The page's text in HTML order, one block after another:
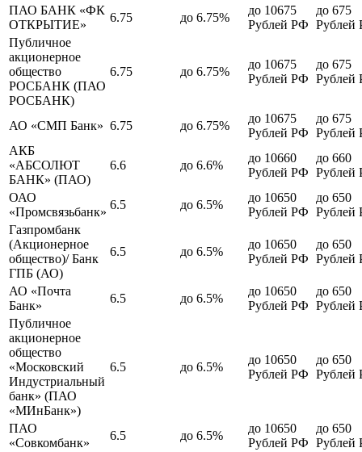
ПАО БАНК «ФК
ОТКРЫТИЕ»
6.75 до 6.75%
до 10675
Рублей РФ
до 675
Рублей
Публичное
акционерное
общество
РОСБАНК (ПАО
РОСБАНК)
6.75 до 6.75%
до 10675
Рублей РФ
до 675
Рублей
АО «СМП Банк» 6.75 до 6.75%
до 10675
Рублей РФ
до 675
Рублей
АКБ
«АБСОЛЮТ
БАНК» (ПАО)
6.6 до 6.6%
до 10660
Рублей РФ
до 660
Рублей
ОАО
«Промсвязьбанк»
6.5 до 6.5%
до 10650
Рублей РФ
до 650
Рублей
Газпромбанк
(Акционерное
общество)/ Банк
ГПБ (АО)
6.5 до 6.5%
до 10650
Рублей РФ
до 650
Рублей
АО «Почта
Банк»
6.5 до 6.5%
до 10650
Рублей РФ
до 650
Рублей
Публичное
акционерное
общество
«Московский
Индустриальный
банк» (ПАО
«МИнБанк»)
6.5 до 6.5%
до 10650
Рублей РФ
до 650
Рублей
ПАО
«Совкомбанк»
6.5 до 6.5%
до 10650
Рублей РФ
до 650
Рублей